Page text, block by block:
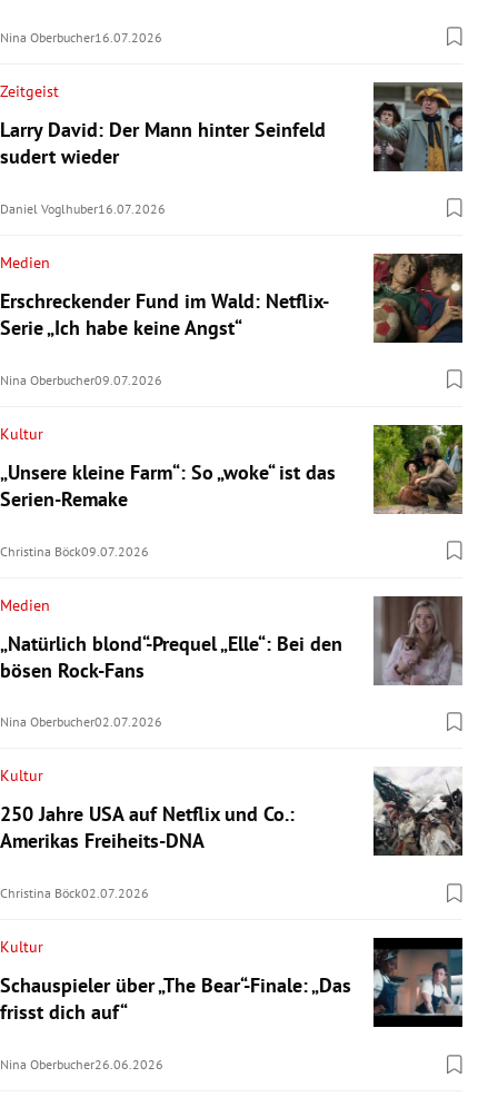
Nina Oberbucher16.07.2026
Zeitgeist
Larry David: Der Mann hinter Seinfeld
sudert wieder
Daniel Voglhuber16.07.2026
Medien
Erschreckender Fund im Wald: Netflix-
Serie „Ich habe keine Angst“
Nina Oberbucher09.07.2026
Kultur
„Unsere kleine Farm“: So „woke“ ist das
Serien-Remake
Christina Böck09.07.2026
Medien
„Natürlich blond“-Prequel „Elle“: Bei den
bösen Rock-Fans
Nina Oberbucher02.07.2026
Kultur
250 Jahre USA auf Netflix und Co.:
Amerikas Freiheits-DNA
Christina Böck02.07.2026
Kultur
Schauspieler über „The Bear“-Finale: „Das
frisst dich auf“
Nina Oberbucher26.06.2026